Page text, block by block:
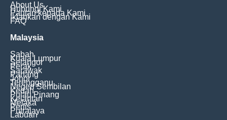
About Us
Hubungi Kami
Pautan kepada Kami
Iklankan dengan Kami
FAQ
Malaysia
Sabah
Kuala Lumpur
Selangor
Perak
Sarawak
Pahang
Johor
Terengganu
Negeri Sembilan
Kedah
Pulau Pinang
Kelantan
Melaka
Perlis
Putrajaya
Labuan